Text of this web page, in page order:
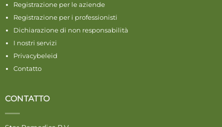
Registrazione per le aziende
Registrazione per i professionisti
Dichiarazione di non responsabilità
I nostri servizi
Privacybeleid
Contatto
CONTATTO